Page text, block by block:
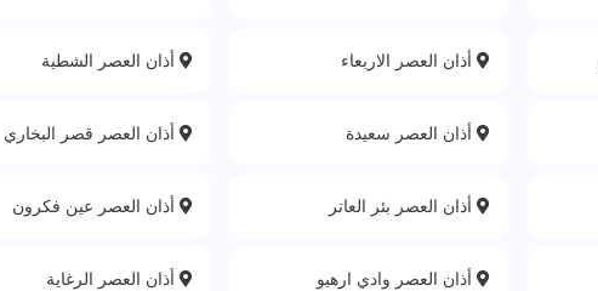
أذان العصر الاربعاء أذان العصر الشطية
أذان العصر سعيدة أذان العصر قصر البخاري
أذان العصر بئر العاتر أذان العصر عين فكرون
أذان العصر وادي ارهيو أذان العصر الرغاية